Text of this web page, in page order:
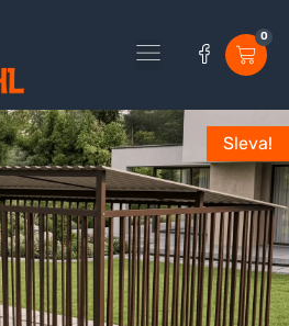
0
Sleva!